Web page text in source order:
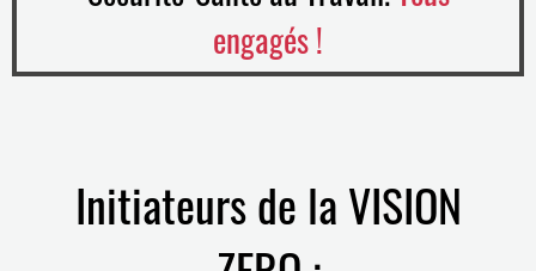
engagés !
Initiateurs de la VISION